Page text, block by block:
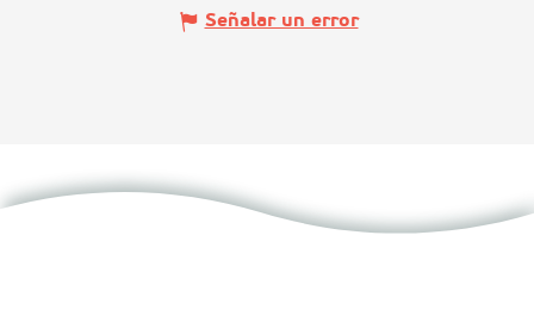
Señalar un error